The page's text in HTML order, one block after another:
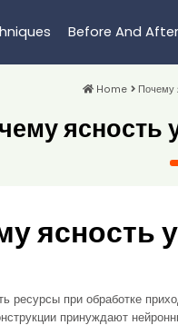
Before And After
Home Почему
ясность
ясность
ресурсы при обработке
принуждают